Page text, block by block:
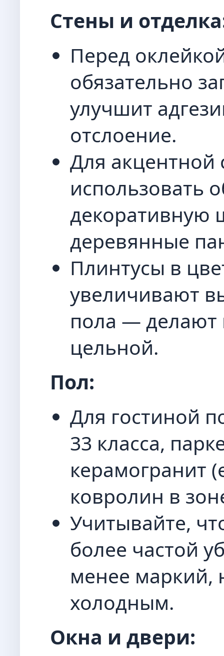
Стены и
Перед
обязательно
улучшит
отслоение.
Для
использовать
декоративную
деревянные
Плинтусы в
увеличивают
пола — делают
цельной.
Пол:
Для гостиной
33 класса,
керамогранит
ковролин в
Учитывайте,
более частой
менее маркий,
холодным.
Окна и двери: